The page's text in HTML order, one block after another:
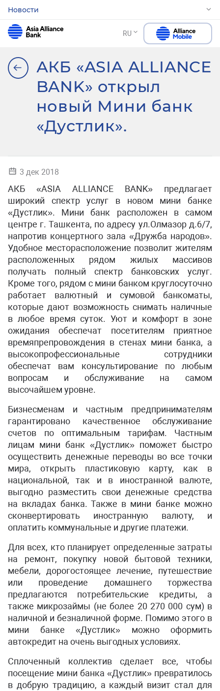
Новости
RU
АКБ «ASIA ALLIANCE
BANK» открыл
новый Мини банк
«Дустлик».
3 дек 2018
АКБ «ASIA ALLIANCE BANK» предлагает
широкий спектр услуг в новом мини банке
«Дустлик». Мини банк расположен в самом
центре г. Ташкента, по адресу ул.Олмазор д.6/7,
напротив концертного зала «Дружба народов».
Удобное месторасположение позволит жителям
расположенных рядом жилых массивов
получать полный спектр банковских услуг.
Кроме того, рядом с мини банком круглосуточно
работает валютный и сумовой банкоматы,
которые дают возможность снимать наличные
в любое время суток. Уют и комфорт в зоне
ожидания обеспечат посетителям приятное
времяпрепровождения в стенах мини банка, а
высокопрофессиональные сотрудники
обеспечат вам консультирование по любым
вопросам и обслуживание на самом
высочайшем уровне.
Бизнесменам и частным предпринимателям
гарантировано качественное обслуживание
счетов по оптимальным тарифам. Частным
лицам мини банк «Дустлик» поможет быстро
осуществить денежные переводы во все точки
мира, открыть пластиковую карту, как в
национальной, так и в иностранной валюте,
выгодно разместить свои денежные средства
на вкладах банка. Также в мини банке можно
сконвертировать иностранную валюту, и
оплатить коммунальные и другие платежи.
Для всех, кто планирует определенные затраты
на ремонт, покупку новой бытовой техники,
мебели, дорогостоящее лечение, путешествие
или проведение домашнего торжества
предлагаются потребительские кредиты, а
также микрозаймы (не более 20 270 000 сум) в
наличной и безналичной форме. Помимо этого в
мини банке «Дустлик» можно оформить
автокредит на очень выгодных условиях.
Сплоченный коллектив сделает все, чтобы
посещение мини банка «Дустлик» превратилось
в добрую традицию, а каждый визит стал для